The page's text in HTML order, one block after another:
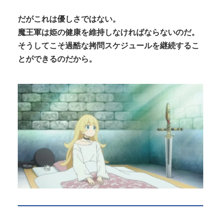
だがこれは優しさではない。
魔王軍は姫の健康を維持しなければならないのだ。
そうしてこそ過酷な拷問スケジュールを継続するこ
とができるのだから。